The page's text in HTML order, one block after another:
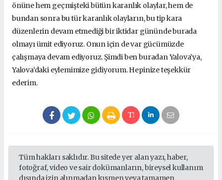
önüne hem geçmişteki bütün karanlık olaylar, hem de
bundan sonra bu tür karanlık olayların, bu tip kara
düzenlerin devam etmediği bir iktidar gününde burada
olmayı ümit ediyoruz. Onun için de var gücümüzde
çalışmaya devam ediyoruz. Şimdi ben buradan Yalova’ya,
Yalova’daki eylemimize gidiyorum. Hepinize teşekkür
ederim.
Tüm hakları saklıdır. Bu sitede yer alan yazı, haber,
fotoğraf, video ve sair dokümanların, bireysel kullanım
dışında izin alınmadan kısmen veya tamamen